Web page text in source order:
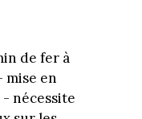
de fer à
mise en
- nécessite